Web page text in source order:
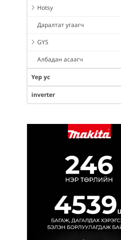
Hotsy
Даралтат угаагч
GYS
Албадан асаагч
Үер ус
inverter